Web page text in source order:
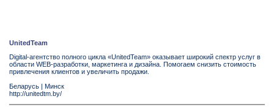
UnitedTeam
Digital-агентство полного цикла «UnitedTeam» оказывает широкий спектр услуг в
области WEB-разработки, маркетинга и дизайна. Помогаем снизить стоимость
привлечения клиентов и увеличить продажи.
Беларусь | Минск
http://unitedtm.by/